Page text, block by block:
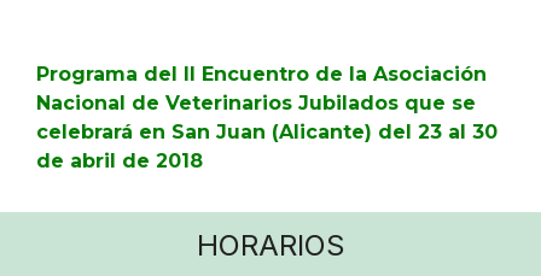
Programa del II Encuentro de la Asociación
Nacional de Veterinarios Jubilados que se
celebrará en San Juan (Alicante) del 23 al 30
de abril de 2018
HORARIOS